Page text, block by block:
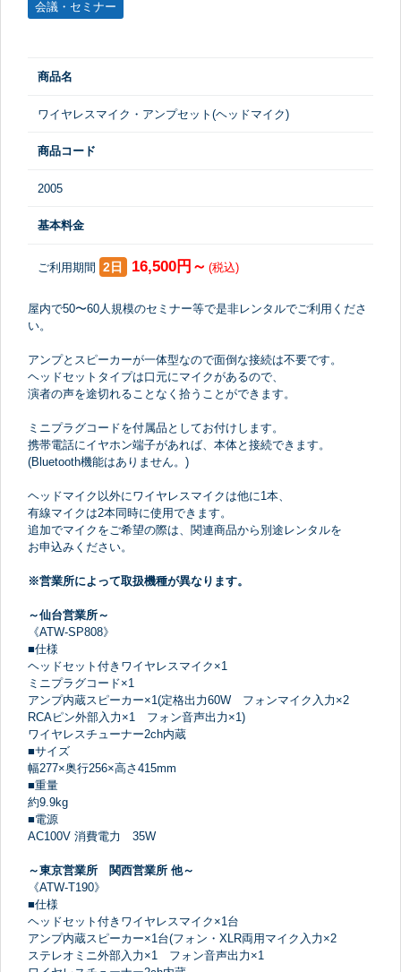
会議・セミナー
商品名
ワイヤレスマイク・アンプセット(ヘッドマイク)
商品コード
2005
基本料金
ご利用期間 2日 16,500円～ (税込)
屋内で50〜60人規模のセミナー等で是非レンタルでご利用くださ
い。
アンプとスピーカーが一体型なので面倒な接続は不要です。
ヘッドセットタイプは口元にマイクがあるので、
演者の声を途切れることなく拾うことができます。
ミニプラグコードを付属品としてお付けします。
携帯電話にイヤホン端子があれば、本体と接続できます。
(Bluetooth機能はありません。)
ヘッドマイク以外にワイヤレスマイクは他に1本、
有線マイクは2本同時に使用できます。
追加でマイクをご希望の際は、関連商品から別途レンタルを
お申込みください。
※営業所によって取扱機種が異なります。
～仙台営業所～
《ATW-SP808》
■仕様
ヘッドセット付きワイヤレスマイク×1
ミニプラグコード×1
アンプ内蔵スピーカー×1(定格出力60W フォンマイク入力×2
RCAピン外部入力×1 フォン音声出力×1)
ワイヤレスチューナー2ch内蔵
■サイズ
幅277×奥行256×高さ415mm
■重量
約9.9kg
■電源
AC100V 消費電力 35W
～東京営業所 関西営業所 他～
《ATW-T190》
■仕様
ヘッドセット付きワイヤレスマイク×1台
アンプ内蔵スピーカー×1台(フォン・XLR両用マイク入力×2
ステレオミニ外部入力×1 フォン音声出力×1